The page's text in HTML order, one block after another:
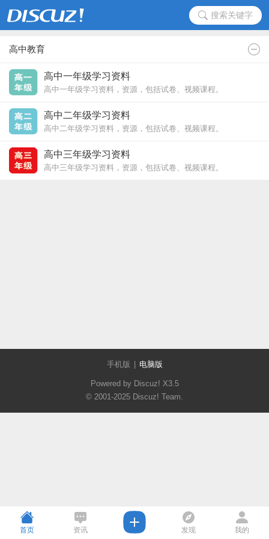
搜索关键字
高中教育
高中一年级学习资料
高中一年级学习资料，资源，包括试卷、视频课程。
高中二年级学习资料
高中二年级学习资料，资源，包括试卷、视频课程。
高中三年级学习资料
高中三年级学习资料，资源，包括试卷、视频课程。
手机版 电脑版
Powered by Discuz! X3.5
© 2001-2025 Discuz! Team.
首页 资讯 发现 我的